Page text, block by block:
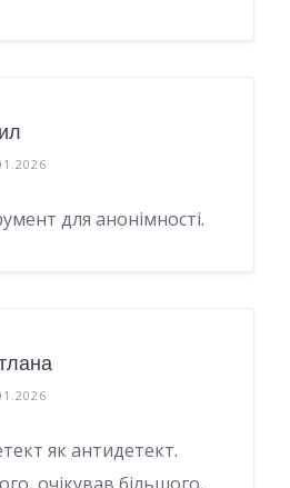
для анонімності.
як антидетект.